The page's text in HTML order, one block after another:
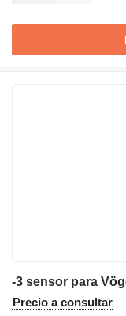
-3 sensor para
Precio a consultar